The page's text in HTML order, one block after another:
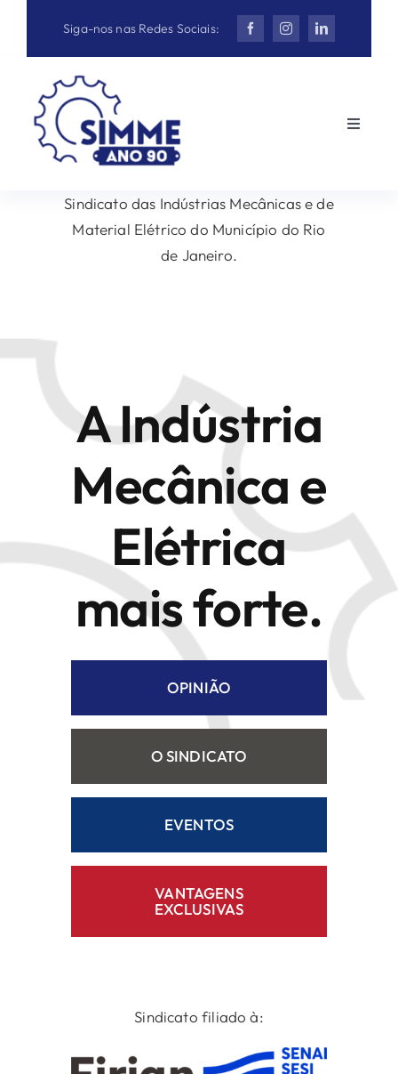
conteúdo
Siga-nos nas Redes Sociais:
Toggle
O SINDICATO
ATIVIDADES E CONTRIBUIÇÃO SINDICAL
ASSOCIADOS
PRINCIPAIS PRODUTOS E SERVIÇOS DOS
ASSOCIADOS
PERGUNTAS E RESPOSTAS
Sindicato das Indústrias Mecânicas e de
Material Elétrico do Município do Rio
de Janeiro.
A Indústria
Mecânica e
Elétrica
mais forte.
OPINIÃO
O SINDICATO
EVENTOS
VANTAGENS
EXCLUSIVAS
Sindicato filiado à: